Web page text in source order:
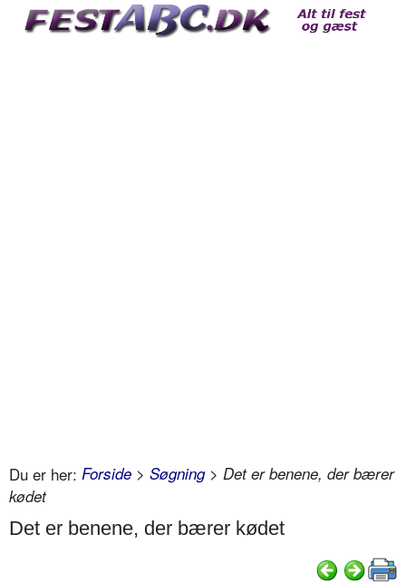
Du er her: Forside > Søgning> Det er benene, der bærer
kødet
Det er benene, der bærer kødet